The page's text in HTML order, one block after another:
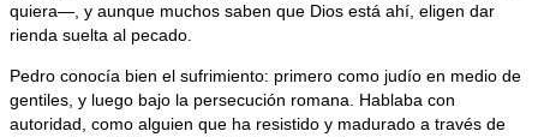
quiera—, y aunque muchos saben que Dios está ahí, eligen dar
rienda suelta al pecado.
Pedro conocía bien el sufrimiento: primero como judío en medio de
gentiles, y luego bajo la persecución romana. Hablaba con
autoridad, como alguien que ha resistido y madurado a través de